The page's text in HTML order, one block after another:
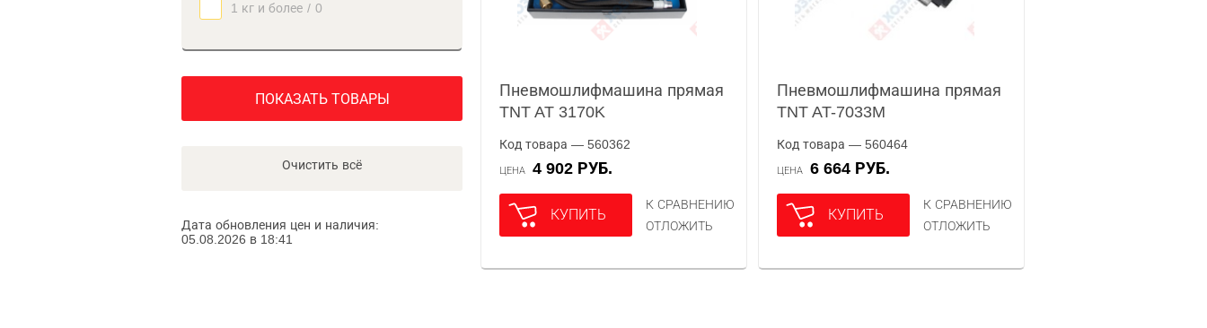
1 кг и более / 0
ПОКАЗАТЬ ТОВАРЫ
Очистить всё
Дата обновления цен и наличия:
05.08.2026 в 18:41
Пневмошлифмашина прямая
TNT AT 3170K
Код товара — 560362
ЦЕНА 4 902 РУБ.
КУПИТЬ
К СРАВНЕНИЮ
ОТЛОЖИТЬ
Пневмошлифмашина прямая
TNT AT-7033M
Код товара — 560464
ЦЕНА 6 664 РУБ.
КУПИТЬ
К СРАВНЕНИЮ
ОТЛОЖИТЬ